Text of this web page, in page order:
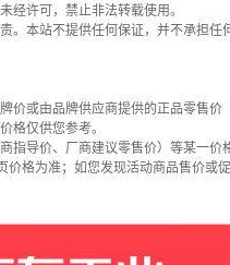
经许可，禁止非法转载使用。
本站不提供任何保证，并不承担任
或由品牌供应商提供的正品零售
格仅供您参考。
导价、厂商建议零售价）等某一
格为准；如您发现活动商品售价或